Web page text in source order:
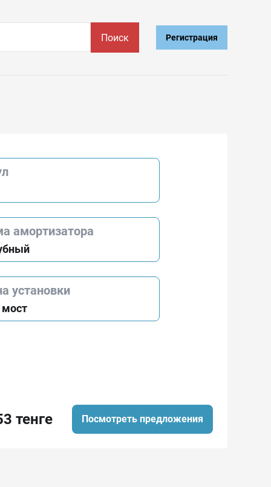
Поиск Регистрация
амортизатора
установки
тенге Посмотреть предложения